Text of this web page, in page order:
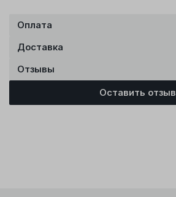
Оплата
Доставка
Отзывы
Оставить отзыв